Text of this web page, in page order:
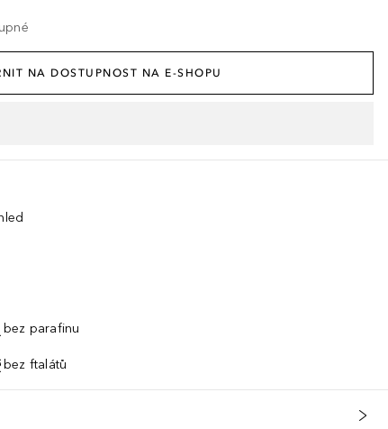
NA DOSTUPNOST NA E-SHOPU
bez parafinu
bez ftalátů